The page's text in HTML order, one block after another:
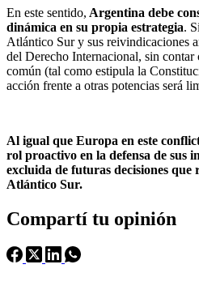
En este sentido, Argentina debe
dinámica en su propia estrategia.
Atlántico Sur y sus reivindicaciones
del Derecho Internacional, sin contar
común (tal como estipula la
acción frente a otras potencias será
Al igual que Europa en este
rol proactivo en la defensa de sus
excluida de futuras decisiones que
Atlántico Sur.
Compartí tu opinión